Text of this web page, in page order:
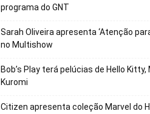
programa do GNT
Sarah Oliveira apresenta ‘Atenção
no Multishow
Bob’s Play terá pelúcias de Hello Kitty,
Kuromi
Citizen apresenta coleção Marvel do